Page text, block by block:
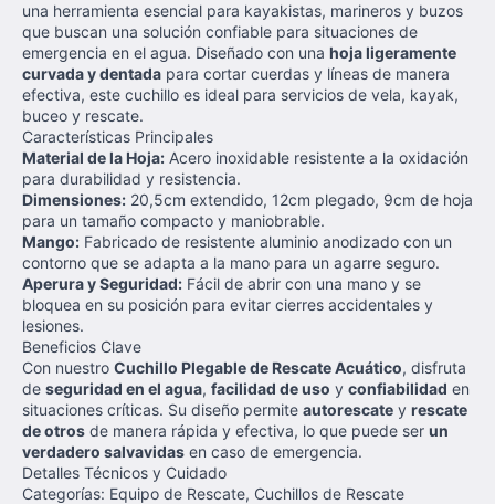
una herramienta esencial para kayakistas, marineros y buzos
que buscan una solución confiable para situaciones de
emergencia en el agua. Diseñado con una hoja ligeramente
curvada y dentada para cortar cuerdas y líneas de manera
efectiva, este cuchillo es ideal para servicios de vela, kayak,
buceo y rescate.
Características Principales
Material de la Hoja: Acero inoxidable resistente a la oxidación
para durabilidad y resistencia.
Dimensiones: 20,5cm extendido, 12cm plegado, 9cm de hoja
para un tamaño compacto y maniobrable.
Mango: Fabricado de resistente aluminio anodizado con un
contorno que se adapta a la mano para un agarre seguro.
Aperura y Seguridad: Fácil de abrir con una mano y se
bloquea en su posición para evitar cierres accidentales y
lesiones.
Beneficios Clave
Con nuestro Cuchillo Plegable de Rescate Acuático, disfruta
de seguridad en el agua, facilidad de uso y confiabilidad en
situaciones críticas. Su diseño permite autorescate y rescate
de otros de manera rápida y efectiva, lo que puede ser un
verdadero salvavidas en caso de emergencia.
Detalles Técnicos y Cuidado
Categorías: Equipo de Rescate, Cuchillos de Rescate